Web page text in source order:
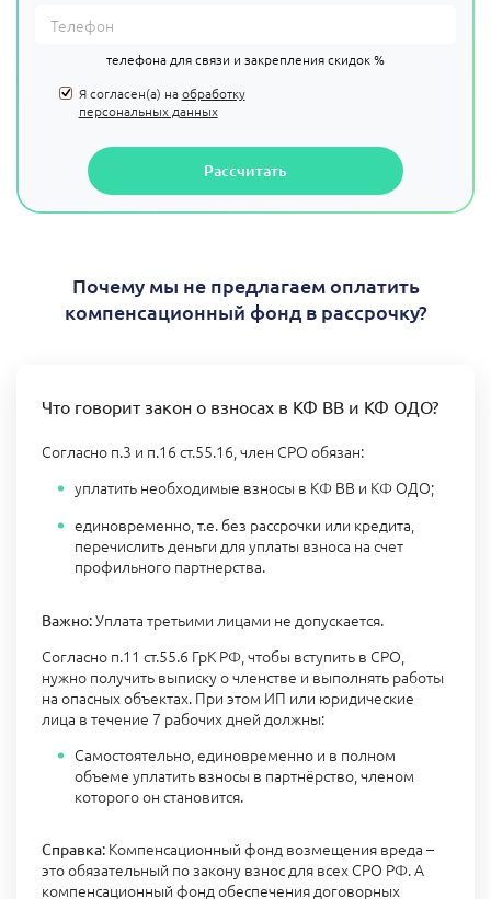
телефона для связи и закрепления скидок %
Я согласен(а) наобработку
персональных данных
Рассчитать
Почему мы не предлагаем оплатить
компенсационный фонд в рассрочку?
Что говорит закон о взносах в КФ ВВ и КФ ОДО?
Согласно п.3 и п.16 ст.55.16, член СРО обязан:
уплатить необходимые взносы в КФ ВВ и КФ ОДО;
единовременно, т.е. без рассрочки или кредита,
перечислить деньги для уплаты взноса на счет
профильного партнерства.
Важно:Уплата третьими лицами не допускается.
Согласно п.11 ст.55.6 ГрК РФ, чтобы вступить в СРО,
нужно получить выписку о членстве и выполнять работы
на опасных объектах. При этом ИП или юридические
лица в течение 7 рабочих дней должны:
Самостоятельно, единовременно и в полном
объеме уплатить взносы в партнёрство, членом
которого он становится.
Справка:Компенсационный фонд возмещения вреда –
это обязательный по закону взнос для всех СРО РФ. А
компенсационный фонд обеспечения договорных